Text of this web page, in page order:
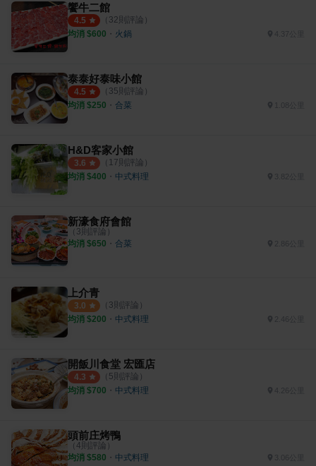
饗牛二館
4.5 （ 32則評論）
均消 $600 ・ 火鍋 4.37公里
泰泰好泰味小館
4.5 （ 35則評論）
均消 $250 ・ 合菜
H&D客家小館
3.6 （ 17則評論）
均消 $400 ・ 中式料理
新濠食府會館
（ 3則評論）
均消 $650 ・ 合菜
上介青
3.0 （ 3則評論）
均消 $200 ・ 中式料理 2.46公里
開飯川食堂 宏匯店
4.3 （ 5則評論）
均消 $700 ・ 中式料理 4.26公里
頭前庄烤鴨
（ 4則評論）
均消 $580 ・ 中式料理